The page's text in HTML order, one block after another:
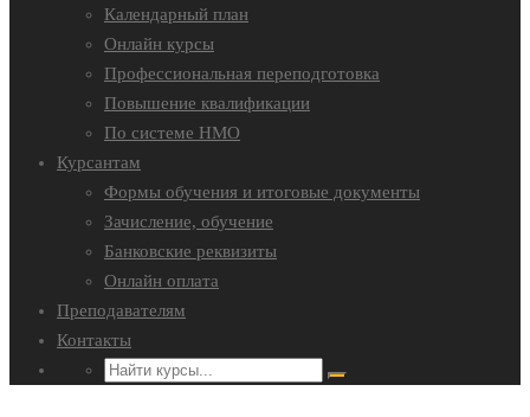
Календарный план
Онлайн курсы
Профессиональная переподготовка
Повышение квалификации
По системе НМО
Курсантам
Формы обучения и итоговые документы
Зачисление, обучение
Банковские реквизиты
Онлайн оплата
Преподавателям
Контакты